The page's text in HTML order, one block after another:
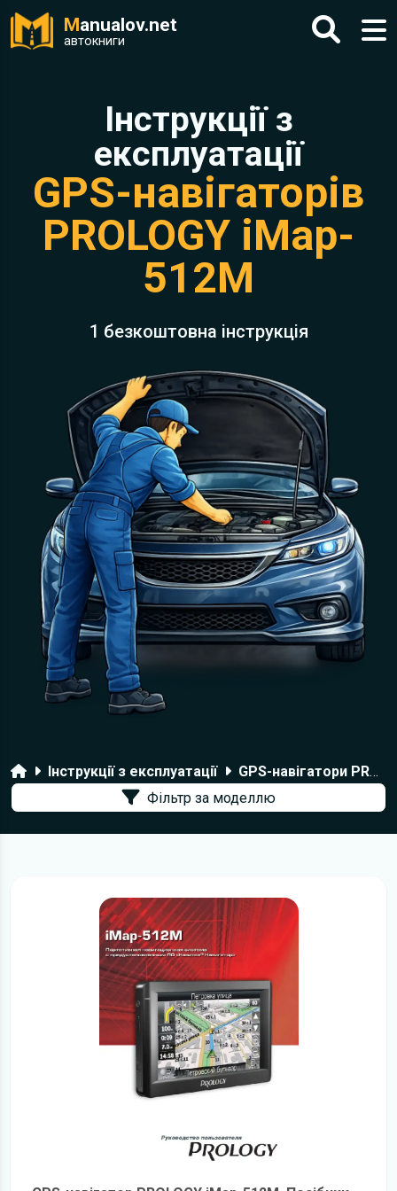
Manualov.net
автокниги
Інструкції з
експлуатації
GPS-навігаторів
PROLOGY iMap-
512M
1 безкоштовна інструкція
ГоловнаІнструкції з експлуатації
GPS-навігатори PROLOGY
Фільтр за моделлю